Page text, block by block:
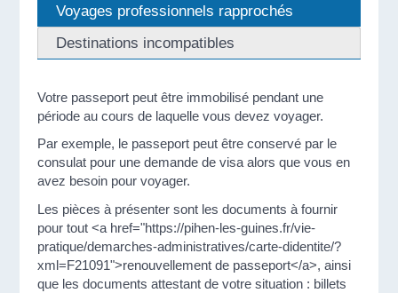
Voyages professionnels rapprochés
Destinations incompatibles
Votre passeport peut être immobilisé pendant une
période au cours de laquelle vous devez voyager.
Par exemple, le passeport peut être conservé par le
consulat pour une demande de visa alors que vous en
avez besoin pour voyager.
Les pièces à présenter sont les documents à fournir
pour tout <a href="https://pihen-les-guines.fr/vie-
pratique/demarches-administratives/carte-didentite/?
xml=F21091">renouvellement de passeport</a>, ainsi
que les documents attestant de votre situation : billets